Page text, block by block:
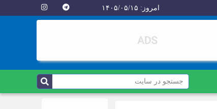
امروز: ۱۴۰۵/۰۵/۱۵